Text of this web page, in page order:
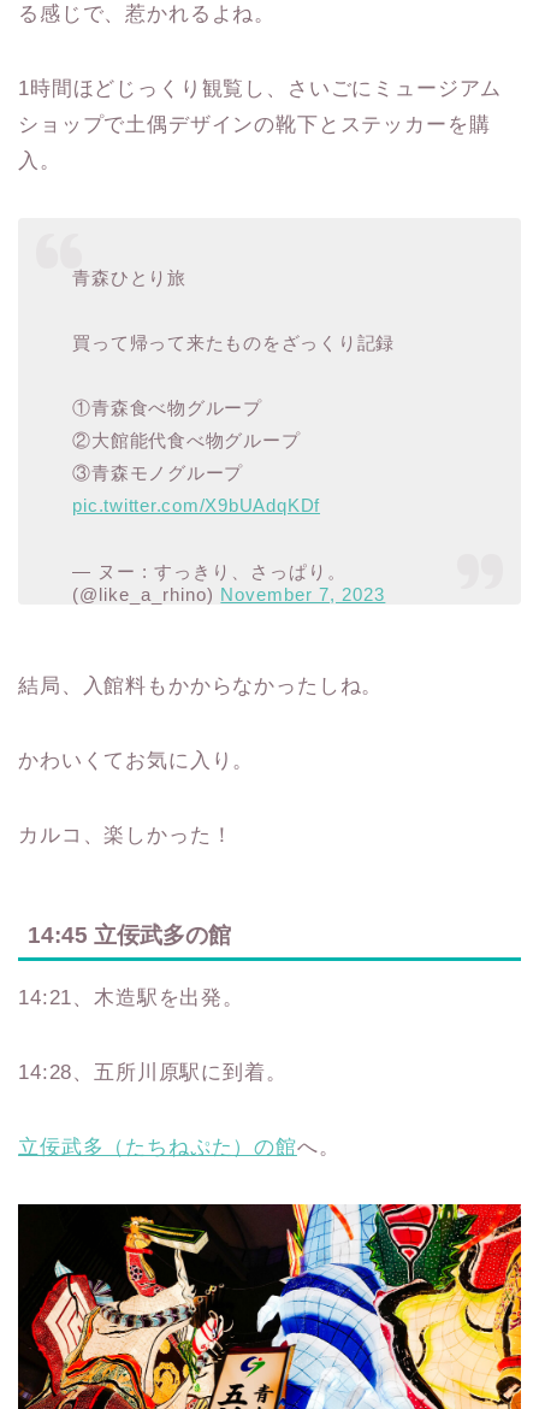
る感じで、惹かれるよね。
1時間ほどじっくり観覧し、さいごにミュージアム
ショップで土偶デザインの靴下とステッカーを購
入。
青森ひとり旅
買って帰って来たものをざっくり記録
①青森食べ物グループ
②大館能代食べ物グループ
③青森モノグループ
pic.twitter.com/X9bUAdqKDf
— ヌー : すっきり、さっぱり。
(@like_a_rhino) November 7, 2023
結局、入館料もかからなかったしね。
かわいくてお気に入り。
カルコ、楽しかった！
14:45 立佞武多の館
14:21、木造駅を出発。
14:28、五所川原駅に到着。
立佞武多（たちねぷた）の館へ。